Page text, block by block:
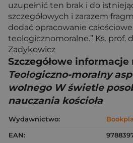
uzupełnić ten brak i do
szczegółowych i zarazem
dodać opracowanie
teologicznomoralne.” Ks. prof.
Zadykowicz
Szczegółowe
Teologiczno-moralny
wolnego W świetle
nauczania kościoła
Wydawnictwo:
EAN: